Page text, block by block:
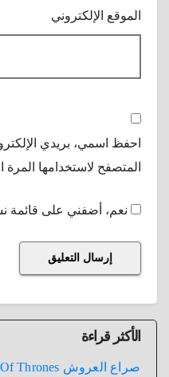
الموقع الإلكتروني
احفظ اسمي، بريدي
المتصفح لاستخدامها المرة
نعم، أضفني على قائمة
الأكثر قراءة
صراع العروش Game Of Thrones